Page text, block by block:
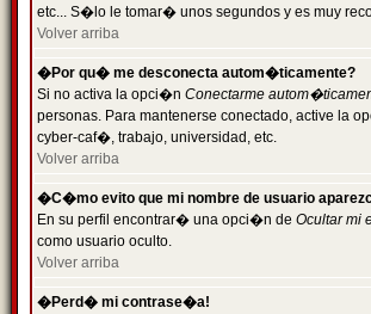
etc... S�lo le tomar� unos segundos y es muy
Volver arriba
�Por qu� me desconecta autom�ticamente?
Si no activa la opci�n Conectarme
personas. Para mantenerse conectado, active la
cyber-caf�, trabajo, universidad, etc.
Volver arriba
�C�mo evito que mi nombre de usuario
En su perfil encontrar� una opci�n de Ocultar mi
como usuario oculto.
Volver arriba
�Perd� mi contrase�a!